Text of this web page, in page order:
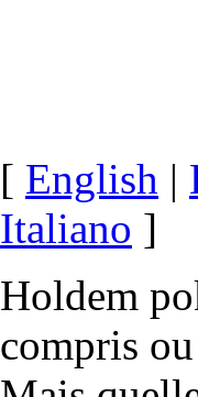
[ English |
Italiano ]
Holdem
compris